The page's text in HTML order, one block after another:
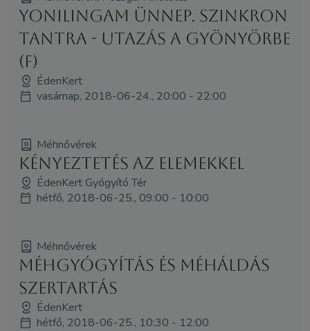
YoniLingam Ünnep. Szinkron
Tantra - utazás a gyönyörbe
(F)
ÉdenKert
vasárnap, 2018-06-24., 20:00 - 22:00
Méhnővérek
Kényeztetés az elemekkel
ÉdenKert Gyógyító Tér
hétfő, 2018-06-25., 09:00 - 10:00
Méhnővérek
Méhgyógyítás és MéhÁldás
szertartás
ÉdenKert
hétfő, 2018-06-25., 10:30 - 12:00